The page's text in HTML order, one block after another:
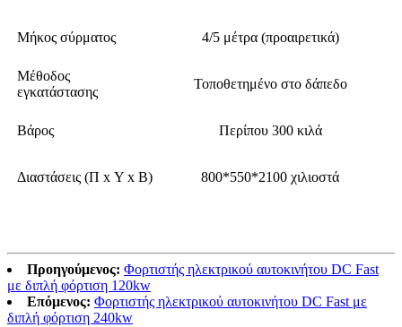
Μήκος σύρματος 4/5 μέτρα (προαιρετικά)
Μέθοδος
εγκατάστασης
Τοποθετημένο στο δάπεδο
Βάρος Περίπου 300 κιλά
Διαστάσεις (Π x Υ x Β) 800*550*2100 χιλιοστά
Προηγούμενος: Φορτιστής ηλεκτρικού αυτοκινήτου DC Fast
με διπλή φόρτιση 120kw
Επόμενος: Φορτιστής ηλεκτρικού αυτοκινήτου DC Fast με
διπλή φόρτιση 240kw